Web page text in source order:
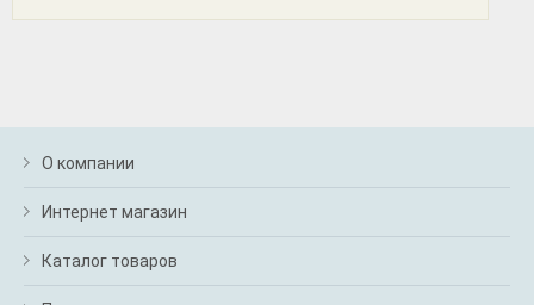
О компании
Интернет магазин
Каталог товаров